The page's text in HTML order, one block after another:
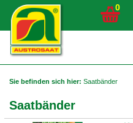
0
Sie befinden sich hier: Saatbänder
Saatbänder